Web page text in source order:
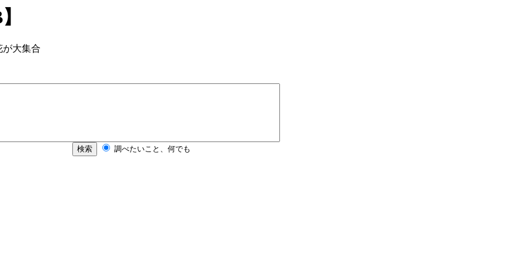
が大集合